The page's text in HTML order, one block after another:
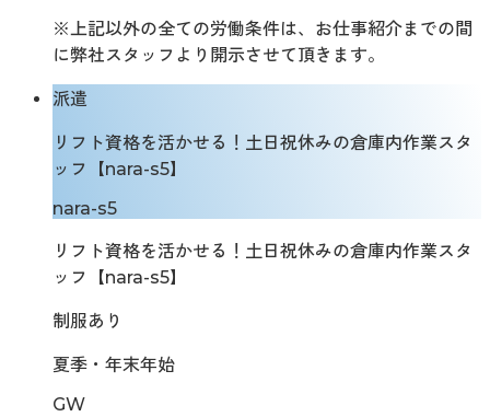
※上記以外の全ての労働条件は、お仕事紹介までの間
に弊社スタッフより開示させて頂きます。
派遣
リフト資格を活かせる！土日祝休みの倉庫内作業スタ
ッフ【nara-s5】
nara-s5
リフト資格を活かせる！土日祝休みの倉庫内作業スタ
ッフ【nara-s5】
制服あり
夏季・年末年始
GW